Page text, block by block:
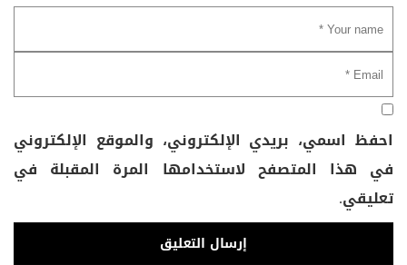
احفظ اسمي، بريدي الإلكتروني، والموقع الإلكتروني
في هذا المتصفح لاستخدامها المرة المقبلة في
تعليقي.